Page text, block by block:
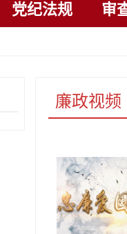
党纪法规 审
廉政视频